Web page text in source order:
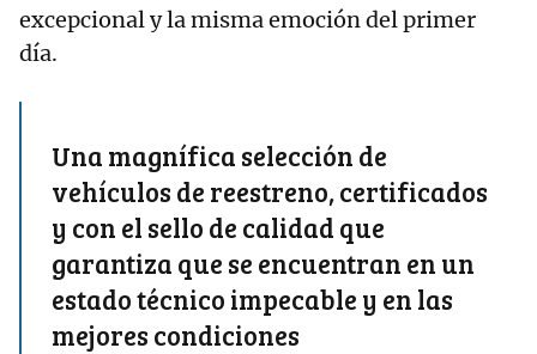
excepcional y la misma emoción del primer
día.
Una magnífica selección de
vehículos de reestreno, certificados
y con el sello de calidad que
garantiza que se encuentran en un
estado técnico impecable y en las
mejores condiciones